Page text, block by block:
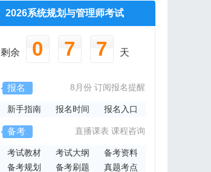
2026系统规划与管理师考试
剩余 0 7 7 天
报名 8月份 订阅报名提醒
新手指南 报名时间 报名入口
备考 直播课表 课程咨询
考试教材 考试大纲
备考资料
备考规划
备考刷题 真题考点